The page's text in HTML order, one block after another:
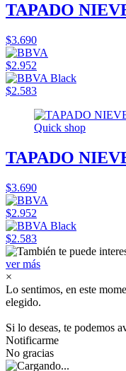
TAPADO
$3.690
$2.952
$2.583
Quick shop
TAPADO
$3.690
$2.952
$2.583
ver más
×
Lo sentimos, en este
elegido.
Si lo deseas, te podemos
Notificarme
No gracias